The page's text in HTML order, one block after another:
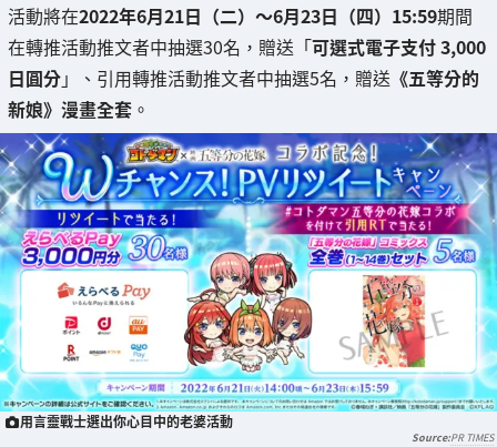
活動將在2022年6月21日（二）～6月23日（四）15:59期間
在轉推活動推文者中抽選30名，贈送「可選式電子支付 3,000
日圓分」、引用轉推活動推文者中抽選5名，贈送 《五等分的
新娘》漫畫全套 。
用言靈戰士選出你心目中的老婆活動
PR TIMES